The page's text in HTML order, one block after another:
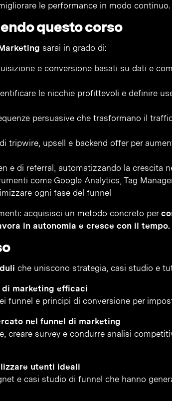
le performance in modo continuo.
questo corso
sarai in grado di:
e conversione basati su dati e
le nicchie profittevoli e definire
persuasive che trasformano il
tripwire, upsell e backend offer per
e di referral, automatizzando la crescita
come Google Analytics, Tag
ogni fase del funnel
acquisisci un metodo concreto per
in autonomia e cresce con il tempo.
che uniscono strategia, casi studio e
di marketing efficaci
funnel e principi di conversione per
nel funnel di marketing
creare survey e condurre analisi
utenti ideali
e casi studio di funnel che hanno